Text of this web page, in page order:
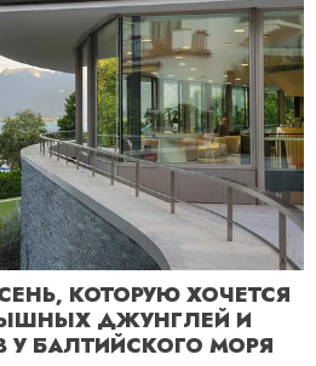
КОТОРУЮ ХОЧЕТСЯ
ДЖУНГЛЕЙ И
БАЛТИЙСКОГО МОРЯ